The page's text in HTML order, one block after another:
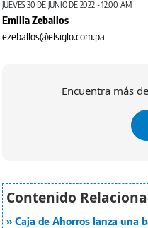
JUEVES 30 DE JUNIO DE 2022 - 12:00 AM
Emilia Zeballos
ezeballos@elsiglo.com.pa
Encuentra más
Caja de Ahorros lanza una